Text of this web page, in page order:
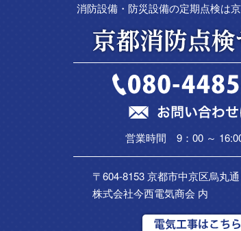
消防設備・防災設備の定期点検は
営業時間 9：00 ～
〒604-8153 京都市中京区烏丸
株式会社今西電気商会 内